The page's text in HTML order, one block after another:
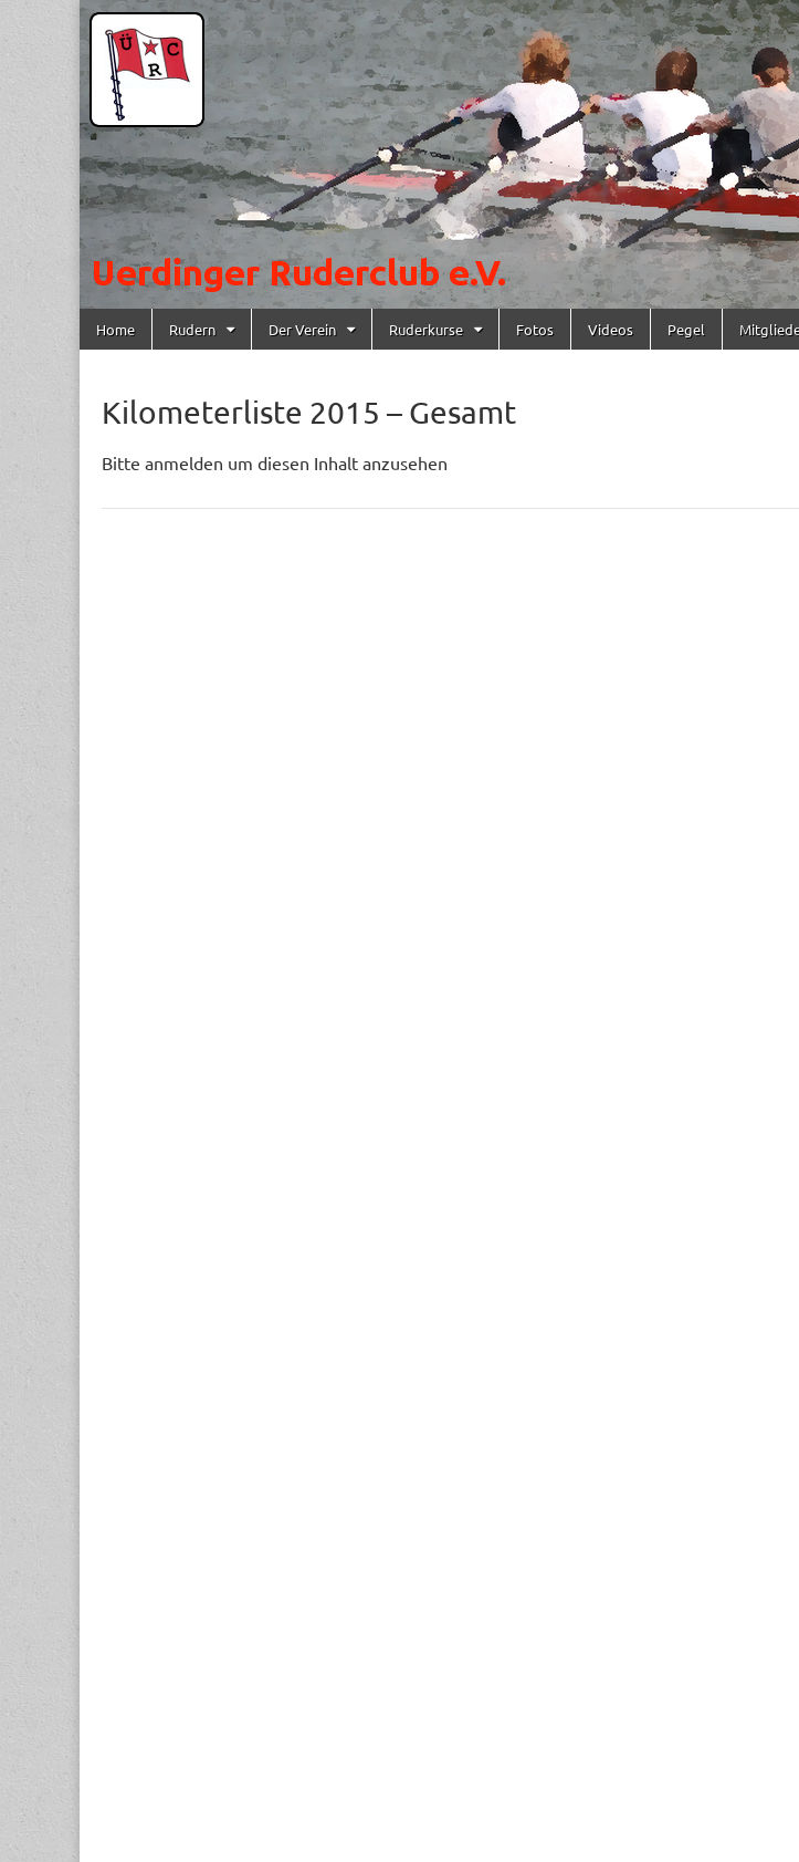
Uerdinger
Ruderclub
e.V.
Rudern in
Krefeld-
Uerdingen
Main menu
Home Rudern Der Verein Ruderkurse Fotos Videos Pegel
Kilometerliste 2015 – Gesamt
Bitte anmelden um diesen Inhalt anzusehen